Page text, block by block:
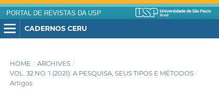
PORTAL DE REVISTAS DA USP
CADERNOS CERU
HOME / ARCHIVES /
VOL. 32 NO. 1 (2021): A PESQUISA, SEUS TIPOS E MÉTODOS /
Artigos